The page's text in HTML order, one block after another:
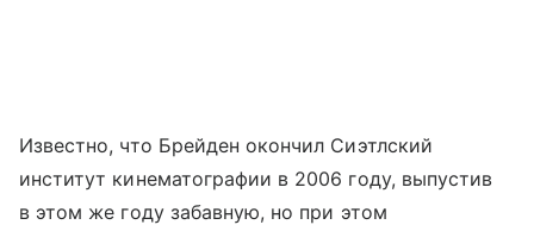
Известно, что Брейден окончил Сиэтлский
институт кинематографии в 2006 году, выпустив
в этом же году забавную, но при этом